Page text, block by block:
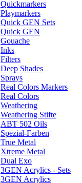
Quickmarkers
Playmarkers
Quick GEN Sets
Quick GEN
Gouache
Inks
Filters
Deep Shades
Sprays
Real Colors Markers
Real Colors
Weathering
Weathering Stifte
ABT 502 Oils
Spezial-Farben
True Metal
Xtreme Metal
Dual Exo
3GEN Acrylics - Sets
3GEN Acrylics